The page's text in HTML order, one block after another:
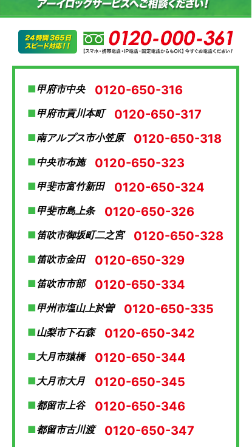
甲府市中央 0120-650-316
甲府市貢川本町 0120-650-317
南アルプス市小笠原 0120-650-318
中央市布施 0120-650-323
甲斐市富竹新田 0120-650-324
甲斐市島上条 0120-650-326
笛吹市御坂町二之宮 0120-650-328
笛吹市金田 0120-650-329
笛吹市市部 0120-650-334
甲州市塩山上於曽 0120-650-335
山梨市下石森 0120-650-342
大月市猿橋 0120-650-344
大月市大月 0120-650-345
都留市上谷 0120-650-346
都留市古川渡 0120-650-347